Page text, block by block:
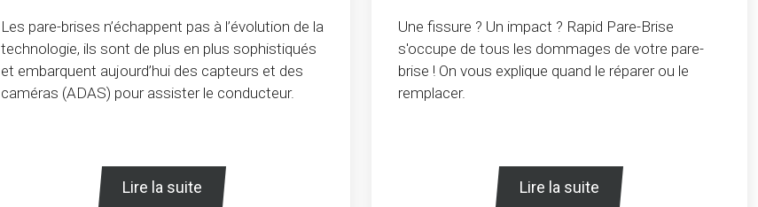
Les pare-brises n’échappent pas à l’évolution de la
technologie, ils sont de plus en plus sophistiqués
et embarquent aujourd’hui des capteurs et des
caméras (ADAS) pour assister le conducteur.
Lire la suite
Une fissure ? Un impact ? Rapid Pare-Brise
s'occupe de tous les dommages de votre pare-
brise ! On vous explique quand le réparer ou le
remplacer.
Lire la suite